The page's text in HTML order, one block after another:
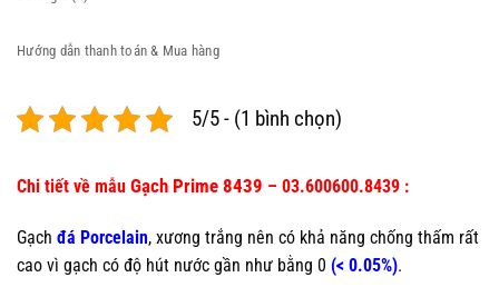
Hướng dẫn thanh toán & Mua hàng
5/5 - (1 bình chọn)
Chi tiết về mẫu Gạch Prime 8439 – 03.600600.8439 :
Gạch đá Porcelain, xương trắng nên có khả năng chống thấm rất
cao vì gạch có độ hút nước gần như bằng 0 (< 0.05%).